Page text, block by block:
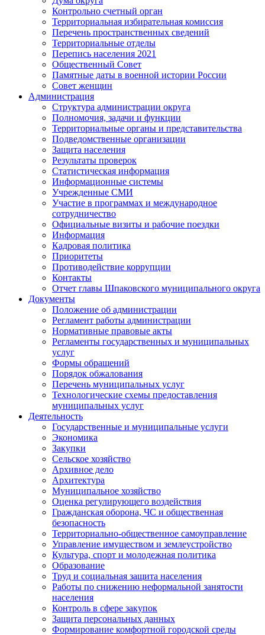
Контрольно счетный орган
Территориальная избирательная комиссия
Перечень пространственных сведений
Территориальные отделы
Перепись населения 2021
Общественный Совет
Памятные даты в военной истории России
Совет женщин
Администрация
Структура администрации округа
Полномочия, задачи и функции
Территориальные органы и представительства
Подведомственные организации
Защита населения
Результаты проверок
Статистическая информация
Информационные системы
Учрежденные СМИ
Участие в программах и международное
сотрудничество
Официальные визиты и рабочие поездки
Информация
Кадровая политика
Приоритеты
Противодействие коррупции
Контакты
Отчет главы Шпаковского муниципального округа
Документы
Положение об администрации
Регламент работы администрации
Нормативные правовые акты
Регламенты государственных и муниципальных
услуг
Формы обращений
Порядок обжалования
Перечень муниципальных услуг
Технологические схемы предоставления
муниципальных услуг
Деятельность
Государственные и муниципальные услуги
Экономика
Закупки
Сельское хозяйство
Архивное дело
Архитектура
Муниципальное хозяйство
Оценка регулирующего воздействия
Гражданская оборона, ЧС и общественная
безопасность
Территориально-общественное самоуправление
Управление имуществом и землеустройство
Культура, спорт и молодежная политика
Образование
Труд и социальная защита населения
Работы по снижению неформальной занятости
населения
Контроль в сфере закупок
Защита персональных данных
Формирование комфортной городской среды